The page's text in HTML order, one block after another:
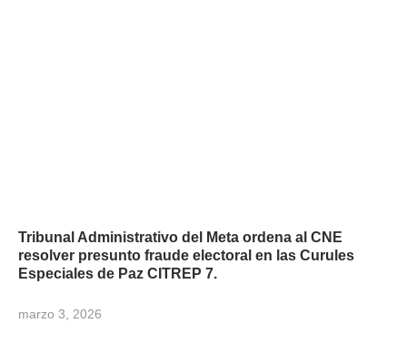
Tribunal Administrativo del Meta ordena al CNE
resolver presunto fraude electoral en las Curules
Especiales de Paz CITREP 7.
marzo 3, 2026